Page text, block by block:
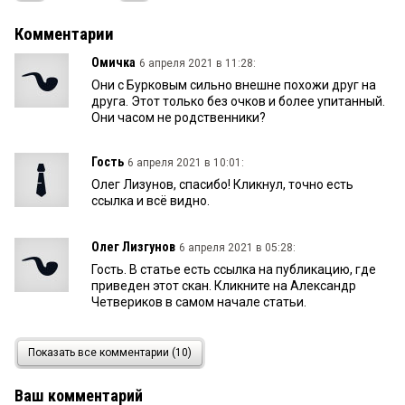
Комментарии
Омичка 6 апреля 2021 в 11:28:
Они с Бурковым сильно внешне похожи друг на
друга. Этот только без очков и более упитанный.
Они часом не родственники?
Гость 6 апреля 2021 в 10:01:
Олег Лизунов, спасибо! Кликнул, точно есть
ссылка и всё видно.
Олег Лизгунов 6 апреля 2021 в 05:28:
Гость. В статье есть ссылка на публикацию, где
приведен этот скан. Кликните на Александр
Четвериков в самом начале статьи.
6 апреля 2021 в 03:07:
Читатель, действительно есть скан с Омской
всеобщее обозрение?
Показать все комментарии (10)
Ваш комментарий